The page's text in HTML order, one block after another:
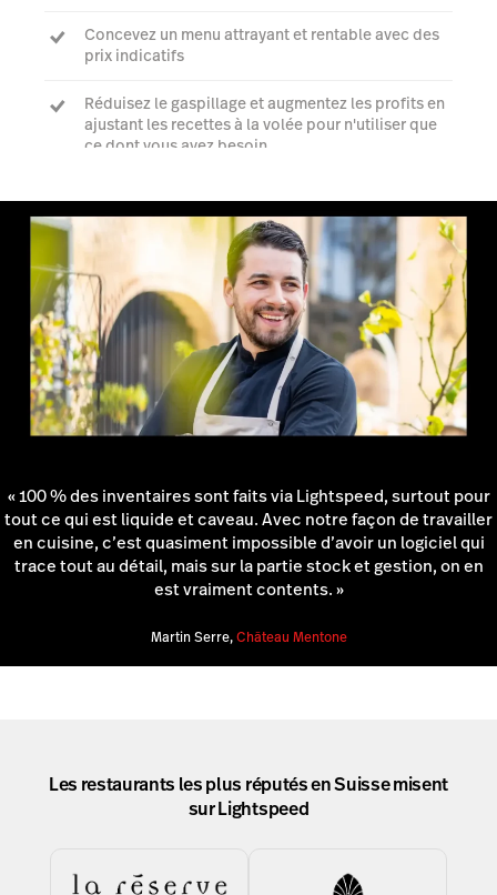
Concevez un menu attrayant et rentable avec des
prix indicatifs
Réduisez le gaspillage et augmentez les profits en
ajustant les recettes à la volée pour n'utiliser que
ce dont vous avez besoin
Parler à un expert
« 100 % des inventaires sont faits via Lightspeed, surtout pour
tout ce qui est liquide et caveau. Avec notre façon de travailler
en cuisine, c’est quasiment impossible d’avoir un logiciel qui
trace tout au détail, mais sur la partie stock et gestion, on en
est vraiment contents. »
Martin Serre,Château Mentone
Les restaurants les plus réputés en Suisse misent
sur Lightspeed